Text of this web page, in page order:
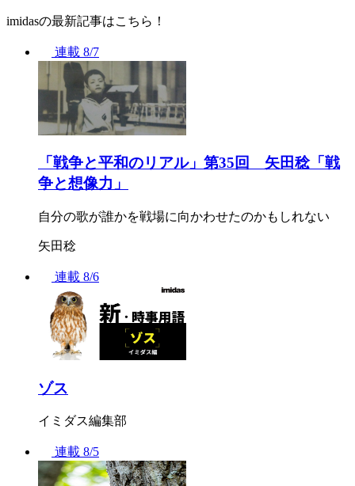
imidasの最新記事はこちら！
連載 8/7
「戦争と平和のリアル」第35回 矢田稔「戦
争と想像力」
自分の歌が誰かを戦場に向かわせたのかもしれない
矢田稔
連載 8/6
ゾス
イミダス編集部
連載 8/5